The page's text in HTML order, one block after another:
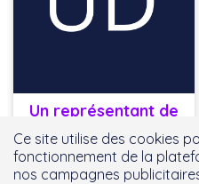
Un représentant de
SANOFI
Ce site utilise des cookies
fonctionnement de la
nos campagnes